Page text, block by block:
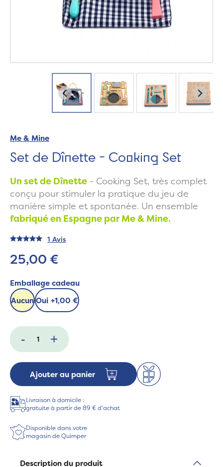
Me & Mine
Set de Dînette - Cooking Set
Un set de Dînette - Cooking Set, très complet
conçu pour stimuler la pratique du jeu de
manière simple et spontanée. Un ensemble
fabriqué en Espagne par Me & Mine.
1 Avis
25,00 €
Emballage cadeau
AucunOui +1,00 €
- +
Ajouter au panier
Livraison à domicile :
gratuite à partir de 89 € d'achat
Disponible dans votre
magasin de Quimper
Description du produit